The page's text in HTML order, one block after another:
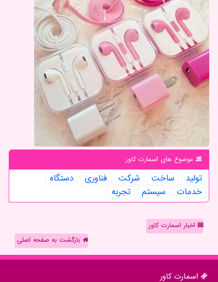
موضوع های اسمارت كاور
تولید ساخت شركت فناوری
دستگاه
خدمات
سیستم تجربه
اخبار اسمارت کاور
بازگشت به صفحه اصلی
اسمارت كاور